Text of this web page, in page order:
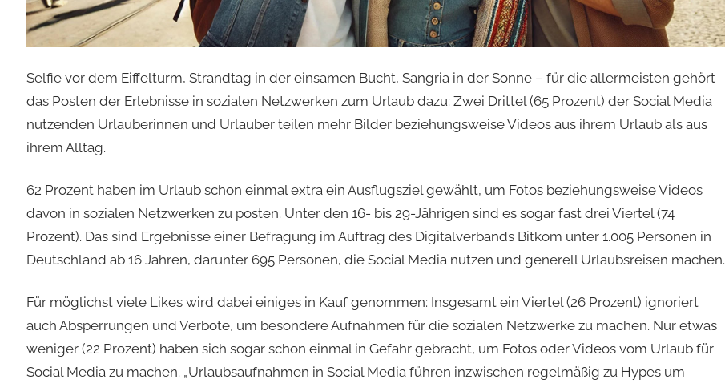
Selfie vor dem Eiffelturm, Strandtag in der einsamen Bucht, Sangria in der Sonne – für die allermeisten gehört
das Posten der Erlebnisse in sozialen Netzwerken zum Urlaub dazu: Zwei Drittel (65 Prozent) der Social Media
nutzenden Urlauberinnen und Urlauber teilen mehr Bilder beziehungsweise Videos aus ihrem Urlaub als aus
ihrem Alltag.
62 Prozent haben im Urlaub schon einmal extra ein Ausflugsziel gewählt, um Fotos beziehungsweise Videos
davon in sozialen Netzwerken zu posten. Unter den 16- bis 29-Jährigen sind es sogar fast drei Viertel (74
Prozent). Das sind Ergebnisse einer Befragung im Auftrag des Digitalverbands Bitkom unter 1.005 Personen in
Deutschland ab 16 Jahren, darunter 695 Personen, die Social Media nutzen und generell Urlaubsreisen machen.
Für möglichst viele Likes wird dabei einiges in Kauf genommen: Insgesamt ein Viertel (26 Prozent) ignoriert
auch Absperrungen und Verbote, um besondere Aufnahmen für die sozialen Netzwerke zu machen. Nur etwas
weniger (22 Prozent) haben sich sogar schon einmal in Gefahr gebracht, um Fotos oder Videos vom Urlaub für
Social Media zu machen. „Urlaubsaufnahmen in Social Media führen inzwischen regelmäßig zu Hypes um